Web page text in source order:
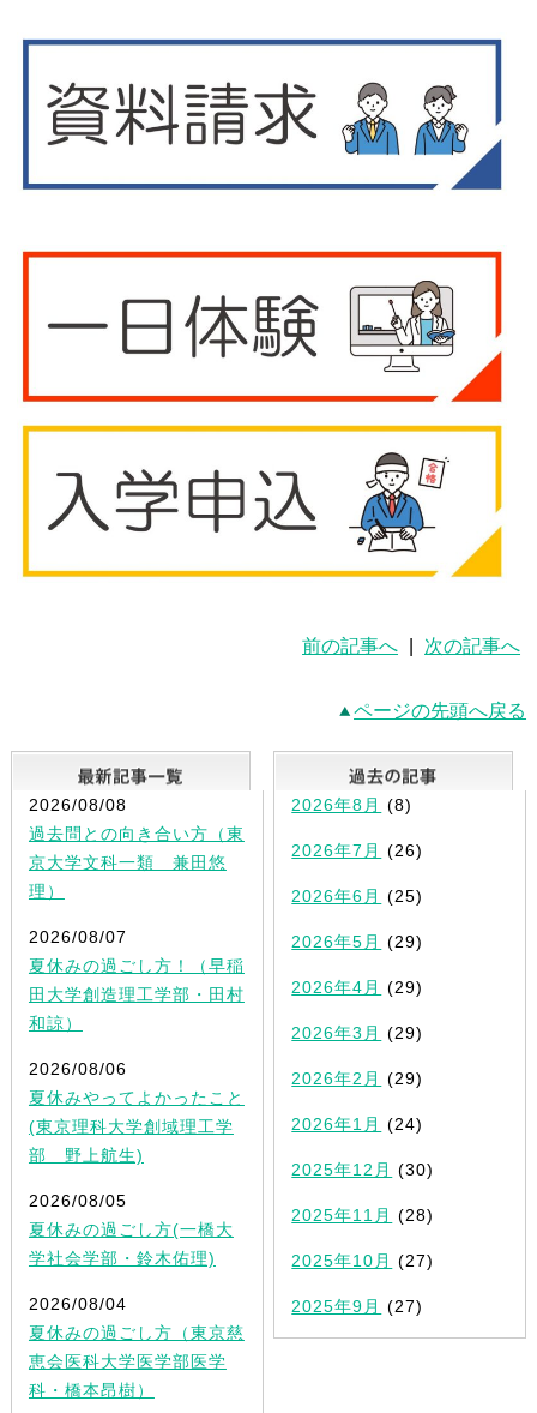
前の記事へ 次の記事へ
ページの先頭へ戻る
最新記事一覧
2026/08/08
過去問との向き合い方（東
京大学文科一類 兼田悠
理）
2026/08/07
夏休みの過ごし方！（早稲
田大学創造理工学部・田村
和諒）
2026/08/06
夏休みやってよかったこと
(東京理科大学創域理工学
部 野上航生)
2026/08/05
夏休みの過ごし方(一橋大
学社会学部・鈴木佑理)
2026/08/04
夏休みの過ごし方（東京慈
恵会医科大学医学部医学
科・橋本昂樹）
2026年8月 (8)
2026年7月 (26)
2026年6月 (25)
2026年5月 (29)
2026年4月 (29)
2026年3月 (29)
2026年2月 (29)
2026年1月 (24)
2025年12月 (30)
2025年11月 (28)
2025年10月 (27)
2025年9月 (27)